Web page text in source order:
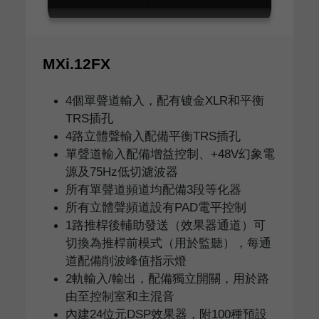
MXi.12FX
4個單聲道輸入，配有镀金XLR和平衡
TRS插孔
4路立體聲輸入配備平衡TRS插孔
單聲道輸入配備增益控制、+48V幻象電
源及75Hz低切濾波器
所有單聲道頻道均配備3段等化器
所有立體聲頻道設有PAD電平控制
1路推桿後輔助發送（效果器通道）可
切換為推桿前模式（用於監聽），每通
道配備削波峰值指示燈
2軌輸入/輸出，配備獨立開關，用於路
由至控制室和主混音
內建24位元DSP效果器，附100種預設